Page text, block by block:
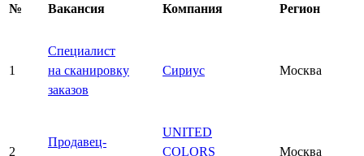
№ Вакансия Компания Регион
1
Специалист
на сканировку
заказов
Сириус Москва
2
Продавец-
UNITED
COLORS
Москва